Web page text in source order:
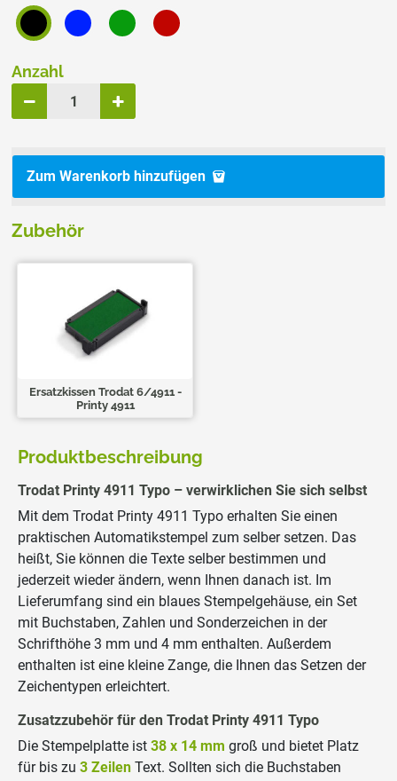
Anzahl
Zum Warenkorb hinzufügen
Zubehör
Ersatzkissen Trodat 6/4911 -
Printy 4911
Produktbeschreibung
Trodat Printy 4911 Typo – verwirklichen Sie sich selbst
Mit dem Trodat Printy 4911 Typo erhalten Sie einen
praktischen Automatikstempel zum selber setzen. Das
heißt, Sie können die Texte selber bestimmen und
jederzeit wieder ändern, wenn Ihnen danach ist. Im
Lieferumfang sind ein blaues Stempelgehäuse, ein Set
mit Buchstaben, Zahlen und Sonderzeichen in der
Schrifthöhe 3 mm und 4 mm enthalten. Außerdem
enthalten ist eine kleine Zange, die Ihnen das Setzen der
Zeichentypen erleichtert.
Zusatzzubehör für den Trodat Printy 4911 Typo
Die Stempelplatte ist 38 x 14 mm groß und bietet Platz
für bis zu 3 Zeilen Text. Sollten sich die Buchstaben